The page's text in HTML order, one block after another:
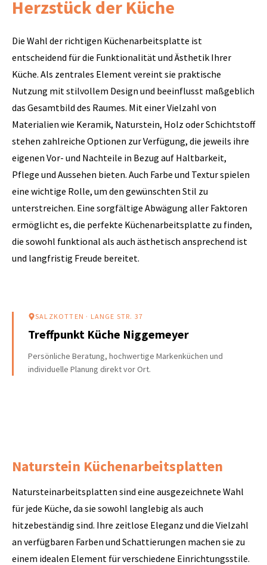
Herzstück der Küche
Die Wahl der richtigen Küchenarbeitsplatte ist
entscheidend für die Funktionalität und Ästhetik Ihrer
Küche. Als zentrales Element vereint sie praktische
Nutzung mit stilvollem Design und beeinflusst maßgeblich
das Gesamtbild des Raumes. Mit einer Vielzahl von
Materialien wie Keramik, Naturstein, Holz oder Schichtstoff
stehen zahlreiche Optionen zur Verfügung, die jeweils ihre
eigenen Vor- und Nachteile in Bezug auf Haltbarkeit,
Pflege und Aussehen bieten. Auch Farbe und Textur spielen
eine wichtige Rolle, um den gewünschten Stil zu
unterstreichen. Eine sorgfältige Abwägung aller Faktoren
ermöglicht es, die perfekte Küchenarbeitsplatte zu finden,
die sowohl funktional als auch ästhetisch ansprechend ist
und langfristig Freude bereitet.
SALZKOTTEN · LANGE STR. 37
Treffpunkt Küche Niggemeyer
Persönliche Beratung, hochwertige Markenküchen und
individuelle Planung direkt vor Ort.
Naturstein Küchenarbeitsplatten
Natursteinarbeitsplatten sind eine ausgezeichnete Wahl
für jede Küche, da sie sowohl langlebig als auch
hitzebeständig sind. Ihre zeitlose Eleganz und die Vielzahl
an verfügbaren Farben und Schattierungen machen sie zu
einem idealen Element für verschiedene Einrichtungsstile.